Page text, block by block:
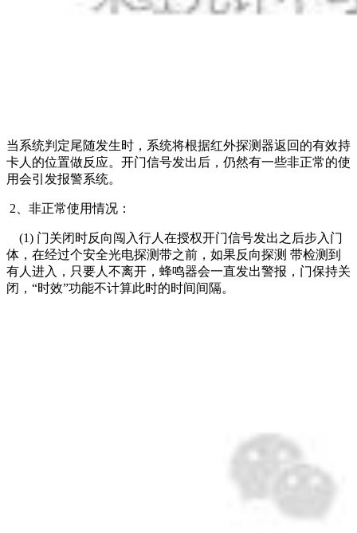
当系统判定尾随发生时，系统将根据红外探测器返回的有效持
卡人的位置做反应。开门信号发出后，仍然有一些非正常的使
用会引发报警系统。
2、非正常使用情况：
(1) 门关闭时反向闯入行人在授权开门信号发出之后步入门
体，在经过个安全光电探测带之前，如果反向探测 带检测到
有人进入，只要人不离开，蜂鸣器会一直发出警报，门保持关
闭，“时效”功能不计算此时的时间间隔。